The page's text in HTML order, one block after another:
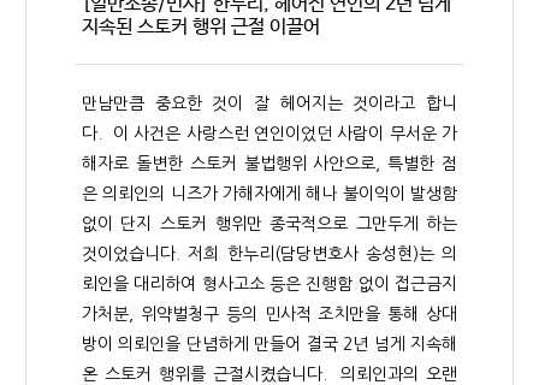
지속된 스토커 행위 근절 이끌어
만남만큼 중요한 것이 잘 헤어지는 것이라고 합니
다. 이 사건은 사랑스런 연인이었던 사람이 무서운 가
해자로 돌변한 스토커 불법행위 사안으로, 특별한 점
은 의뢰인의 니즈가 가해자에게 해나 불이익이 발생함
없이 단지 스토커 행위만 종국적으로 그만두게 하는
것이었습니다. 저희 한누리(담당변호사 송성현)는 의
뢰인을 대리하여 형사고소 등은 진행함 없이 접근금지
가처분, 위약벌청구 등의 민사적 조치만을 통해 상대
방이 의뢰인을 단념하게 만들어 결국 2년 넘게 지속해
온 스토커 행위를 근절시켰습니다. 의뢰인과의 오랜